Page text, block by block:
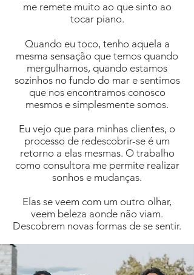
me remete muito ao que sinto ao
tocar piano.
Quando eu toco, tenho aquela a
mesma sensação que temos quando
mergulhamos, quando estamos
sozinhos no fundo do mar e sentimos
que nos encontramos conosco
mesmos e simplesmente somos.
Eu vejo que para minhas clientes, o
processo de redescobrir-se é um
retorno a elas mesmas. O trabalho
como consultora me permite realizar
sonhos e mudanças.
Elas se veem com um outro olhar,
veem beleza aonde não viam.
Descobrem novas formas de se sentir.